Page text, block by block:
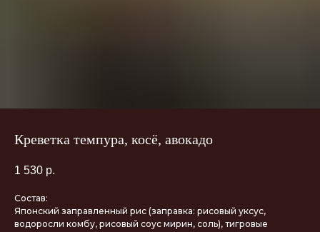
Креветка темпура, косё, авокадо
1 530 р.
Состав:
Японский заправленный рис (заправка: рисовый уксус,
водоросли комбу, рисовый соус мирин, соль), тигровые